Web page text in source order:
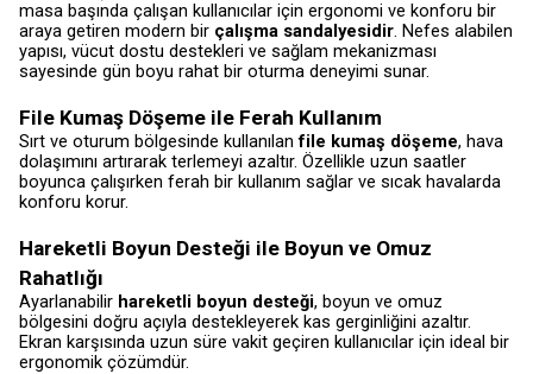
masa başında çalışan kullanıcılar için ergonomi ve konforu bir
araya getiren modern bir çalışma sandalyesidir. Nefes alabilen
yapısı, vücut dostu destekleri ve sağlam mekanizması
sayesinde gün boyu rahat bir oturma deneyimi sunar.
File Kumaş Döşeme ile Ferah Kullanım
Sırt ve oturum bölgesinde kullanılanfile kumaş döşeme, hava
dolaşımını artırarak terlemeyi azaltır. Özellikle uzun saatler
boyunca çalışırken ferah bir kullanım sağlar ve sıcak havalarda
konforu korur.
Hareketli Boyun Desteği ile Boyun ve Omuz
Rahatlığı
Ayarlanabilir hareketli boyun desteği, boyun ve omuz
bölgesini doğru açıyla destekleyerek kas gerginliğini azaltır.
Ekran karşısında uzun süre vakit geçiren kullanıcılar için ideal bir
ergonomik çözümdür.